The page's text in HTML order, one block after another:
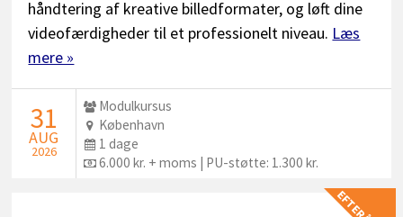
håndtering af kreative billedformater, og løft dine
videofærdigheder til et professionelt niveau. Læs
mere »
STARTDATO:
31
AUG
2026
Udbyder:
Modulkursus
Sted:
København
Dage:
1 dage
Pris:6.000 kr. + moms | PU-støtte: 1.300 kr.